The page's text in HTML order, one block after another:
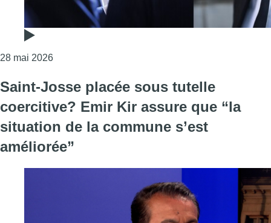
28 mai 2026Consulter l'article "La commune de Saint-Josse
Saint-Josse placée sous tutelle
coercitive? Emir Kir assure que “la
situation de la commune s’est
améliorée”